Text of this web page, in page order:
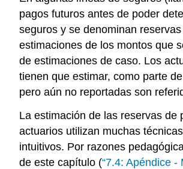
pagos futuros antes de poder
seguros y se denominan
estimaciones de los montos que
de estimaciones de caso. Los
tienen que estimar, como parte
pero aún no reportadas son
La estimación de las reservas
actuarios utilizan muchas
intuitivos. Por razones
de este capítulo (“7.4: Apéndice -